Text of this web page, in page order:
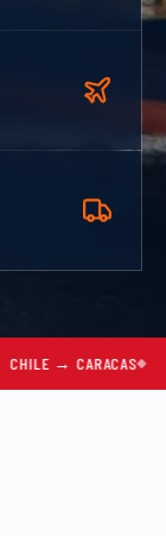
→ CARACAS